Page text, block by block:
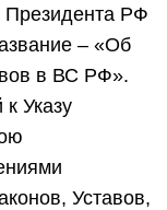
Президента РФ
– «Об
в ВС РФ».
Указу
Уставов,